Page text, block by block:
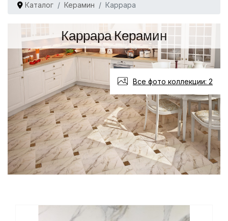
Каталог Керамин Каррара
Каррара Керамин
Все фото коллекции: 2